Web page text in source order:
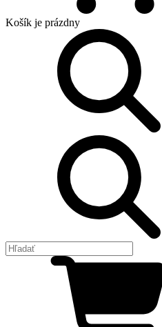
Košík je prázdny